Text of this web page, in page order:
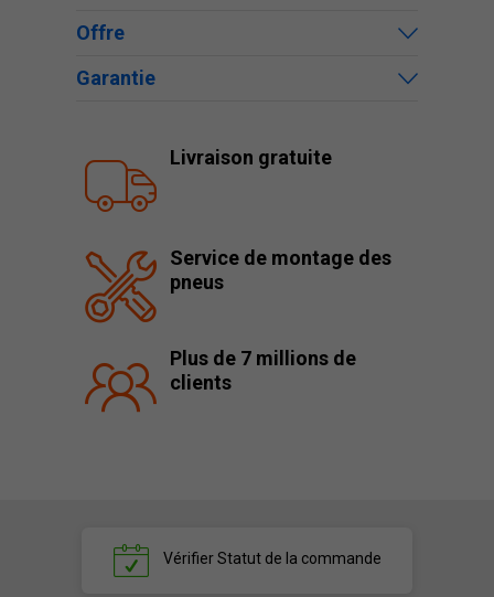
Offre
Garantie
Livraison gratuite
Service de montage des
pneus
Plus de 7 millions de
clients
VérifierStatut de la commande